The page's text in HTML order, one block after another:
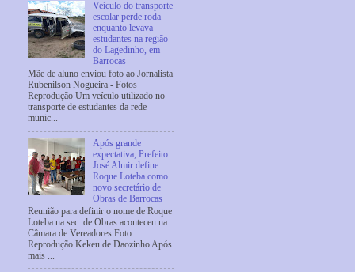
Veículo do transporte
escolar perde roda
enquanto levava
estudantes na região
do Lagedinho, em
Barrocas
Mãe de aluno enviou foto ao Jornalista
Rubenilson Nogueira - Fotos
Reprodução Um veículo utilizado no
transporte de estudantes da rede
munic...
Após grande
expectativa, Prefeito
José Almir define
Roque Loteba como
novo secretário de
Obras de Barrocas
Reunião para definir o nome de Roque
Loteba na sec. de Obras aconteceu na
Câmara de Vereadores Foto
Reprodução Kekeu de Daozinho Após
mais ...